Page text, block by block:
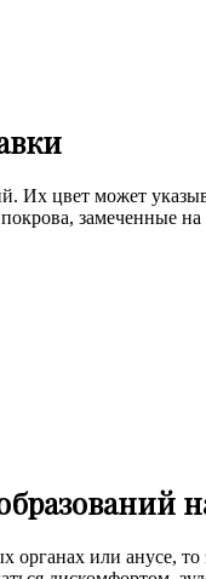
Их цвет может
замеченные
или анусе,